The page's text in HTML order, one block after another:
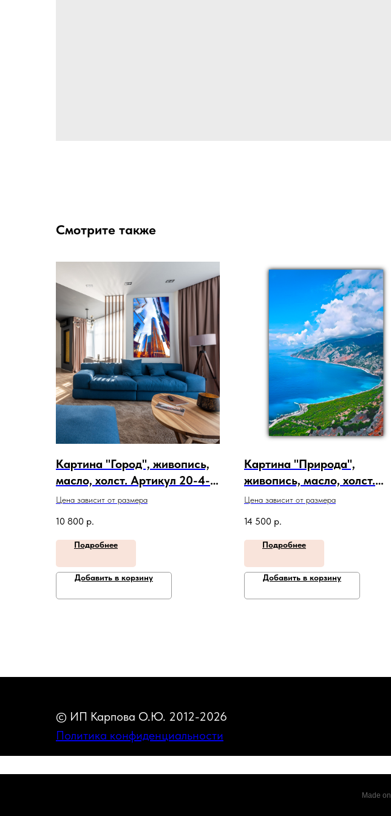
Смотрите также
Картина "Город", живопись,
масло, холст. Артикул 20-4-
330
Цена зависит от размера
10 800 р.
Подробнее
Добавить в корзину
Картина "Природа",
живопись, масло, холст.
Артикул 22-2-1
Цена зависит от размера
14 500 р.
Подробнее
Добавить в корзину
© ИП Карпова О.Ю. 2012-2026
Политика конфиденциальности
Made on